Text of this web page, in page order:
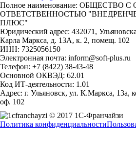
Полное наименование: ОБЩЕСТВО
ОТВЕТСТВЕННОСТЬЮ
ПЛЮС"
Юридический адрес: 432071,
Карла Маркса, д. 13А, к. 2, помещ. 102
ИНН: 7325056150
Электронная почта: inform@soft-plus.ru
Телефон: +7 (8422) 38-43-48
Основной ОКВЭД: 62.01
Код ИТ-деятельности: 1.01
Адрес: г. Ульяновск, ул. К.Маркса,
оф. 102
© 2017 1С-Франчайзи
Политика конфиденциальности